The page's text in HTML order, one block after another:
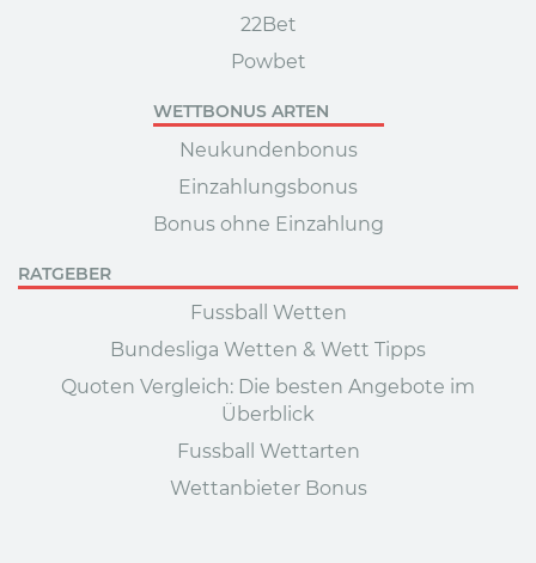
22Bet
Powbet
WETTBONUS ARTEN
Neukundenbonus
Einzahlungsbonus
Bonus ohne Einzahlung
RATGEBER
Fussball Wetten
Bundesliga Wetten & Wett Tipps
Quoten Vergleich: Die besten Angebote im
Überblick
Fussball Wettarten
Wettanbieter Bonus